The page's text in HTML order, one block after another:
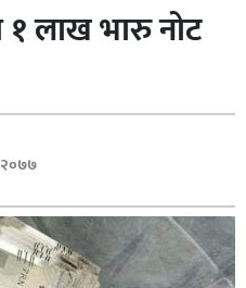
१ लाख भारु नोट
२०७७